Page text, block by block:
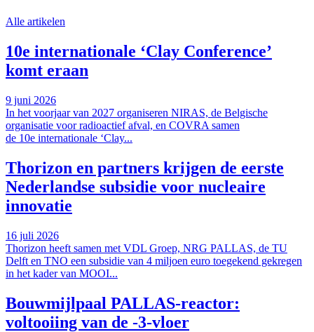
Alle artikelen
10e internationale ‘Clay Conference’
komt eraan
9 juni 2026
In het voorjaar van 2027 organiseren NIRAS, de Belgische
organisatie voor radioactief afval, en COVRA samen
de 10e internationale ‘Clay...
Thorizon en partners krijgen de eerste
Nederlandse subsidie voor nucleaire
innovatie
16 juli 2026
Thorizon heeft samen met VDL Groep, NRG PALLAS, de TU
Delft en TNO een subsidie van 4 miljoen euro toegekend gekregen
in het kader van MOOI...
Bouwmijlpaal PALLAS-reactor:
voltooiing van de -3-vloer